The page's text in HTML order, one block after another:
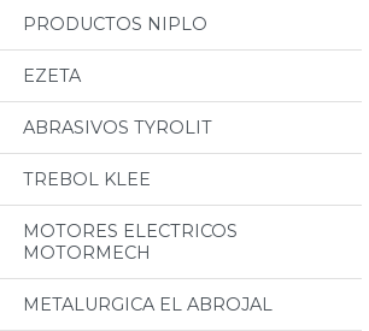
PRODUCTOS NIPLO
EZETA
ABRASIVOS TYROLIT
TREBOL KLEE
MOTORES ELECTRICOS
MOTORMECH
METALURGICA EL ABROJAL